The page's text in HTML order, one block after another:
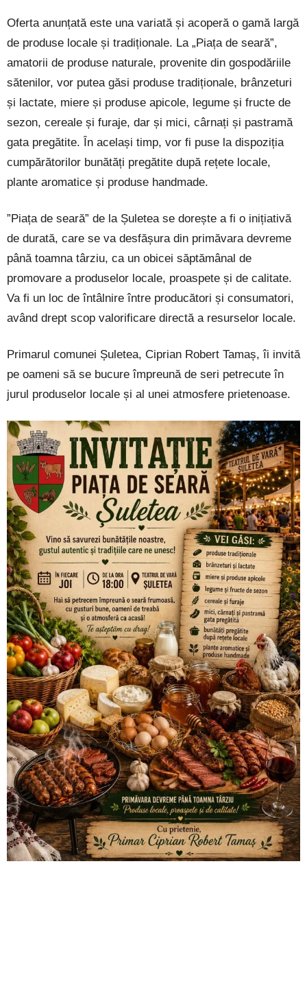
Oferta anunțată este una variată și acoperă o gamă largă
de produse locale și tradiționale. La „Piața de seară”,
amatorii de produse naturale, provenite din gospodăriile
sătenilor, vor putea găsi produse tradiționale, brânzeturi
și lactate, miere și produse apicole, legume și fructe de
sezon, cereale și furaje, dar și mici, cârnați și pastramă
gata pregătite. În același timp, vor fi puse la dispoziția
cumpărătorilor bunătăți pregătite după rețete locale,
plante aromatice și produse handmade.
”Piața de seară” de la Șuletea se dorește a fi o inițiativă
de durată, care se va desfășura din primăvara devreme
până toamna târziu, ca un obicei săptămânal de
promovare a produselor locale, proaspete și de calitate.
Va fi un loc de întâlnire între producători și consumatori,
având drept scop valorificare directă a resurselor locale.
Primarul comunei Șuletea, Ciprian Robert Tamaș, îi invită
pe oameni să se bucure împreună de seri petrecute în
jurul produselor locale și al unei atmosfere prietenoase.